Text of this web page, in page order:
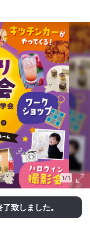
1/1
致しました。